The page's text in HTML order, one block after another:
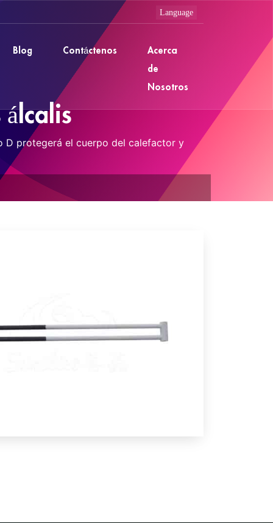
Blog Contáctenos
Acerca
de
Nosotros
álcalis
D protegerá el cuerpo del calefactor y